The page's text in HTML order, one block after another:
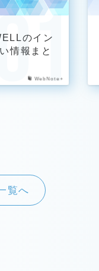
WebNote+
のイン
情報まと
覧へ